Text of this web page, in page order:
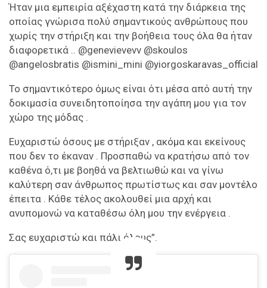
Ήταν μια εμπειρία αξέχαστη κατά την διάρκεια της
οποίας γνώρισα πολύ σημαντικούς ανθρώπους που
χωρίς την στήριξη και την βοήθεια τους όλα θα ήταν
διαφορετικά .. @genevievevv @skoulos
@angelosbratis @ismini_mini @yiorgoskaravas_official
Το σημαντικότερο όμως είναι ότι μέσα από αυτή την
δοκιμασία συνειδητοποίησα την αγάπη μου για τον
χώρο της μόδας .
Ευχαριστώ όσους με στήριξαν , ακόμα και εκείνους
που δεν το έκαναν . Προσπαθώ να κρατήσω από τον
καθένα ό,τι με βοηθά να βελτιωθώ και να γίνω
καλύτερη σαν άνθρωπος πρωτίστως και σαν μοντέλο
έπειτα . Κάθε τέλος ακολουθεί μια αρχή και
ανυπομονώ να καταθέσω όλη μου την ενέργεια .
Σας ευχαριστώ και πάλι όλους”.